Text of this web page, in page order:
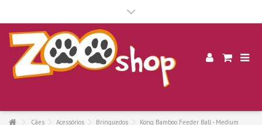
Cães Acessórios Brinquedos
Kong Bamboo Feeder Ball - Medium